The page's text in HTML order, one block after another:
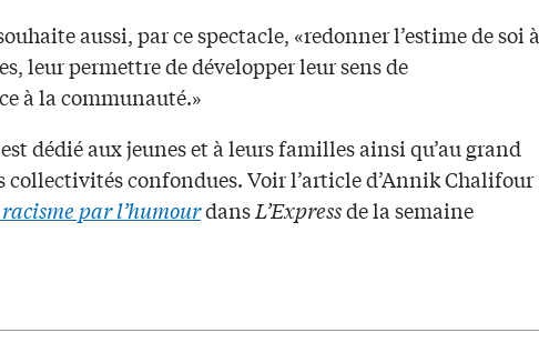
aussi, par ce spectacle, «redonner l’estime de soi à
leur permettre de développer leur sens de
à la communauté.»
dédié aux jeunes et à leurs familles ainsi qu’au grand
collectivités confondues. Voir l’article d’Annik Chalifour
par l’humourdansL’Expressde la semaine